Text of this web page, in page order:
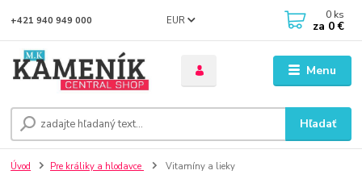
Menu
EUR
Hľadať
+421 940 949 000 0 ks
za 0 €
Úvod Pre králiky a hlodavce Vitamíny a lieky